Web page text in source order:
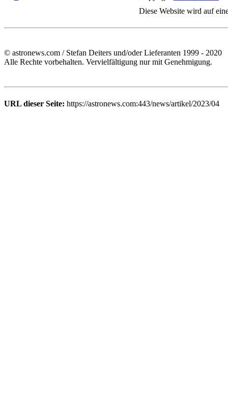
Diese Website wird auf
© astronews.com / Stefan Deiters und/oder Lieferanten 1999 - 2020
Alle Rechte vorbehalten. Vervielfältigung nur mit Genehmigung.
URL dieser Seite: https://astronews.com:443/news/artikel/2023/04